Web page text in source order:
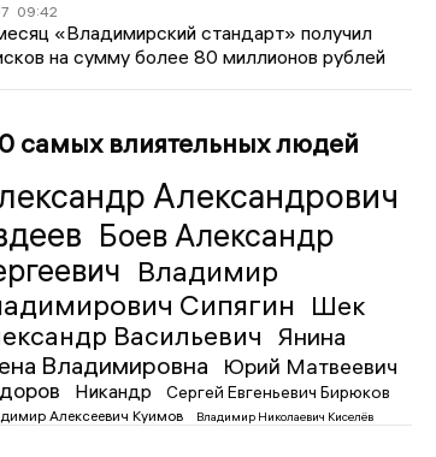
09:42
«Владимирский стандарт» получил
на сумму более 80 миллионов рублей
самых влиятельных людей
Александрович
Боев Александр
Владимир
Сипягин Шек
Васильевич
Янина
Владимировна
Юрий Матвеевич
Никандр Сергей Евгеньевич Бирюков
Алексеевич Куимов Владимир Николаевич Киселёв